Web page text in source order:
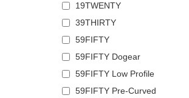
Flamingo
Französische bulldogge
Fuchs
Geier
Gepard
Glühwürmchen
19TWENTY
39THIRTY
59FIFTY
59FIFTY Dogear
59FIFTY Low Profile
59FIFTY Pre-Curved